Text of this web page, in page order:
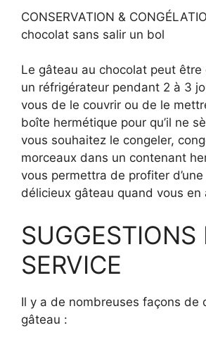
CONSERVATION &
chocolat sans salir un bol
Le gâteau au chocolat peut être
un réfrigérateur pendant 2 à 3
vous de le couvrir ou de le
boîte hermétique pour qu’il ne
vous souhaitez le congeler,
morceaux dans un contenant
vous permettra de profiter
délicieux gâteau quand vous en
SUGGESTIONS
SERVICE
Il y a de nombreuses façons de
gâteau :